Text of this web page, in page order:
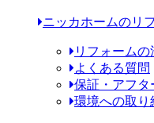
ニッカホームのリ
リフォームの
よくある質問
保証・アフタ
環境への取り